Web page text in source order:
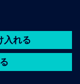
timeline